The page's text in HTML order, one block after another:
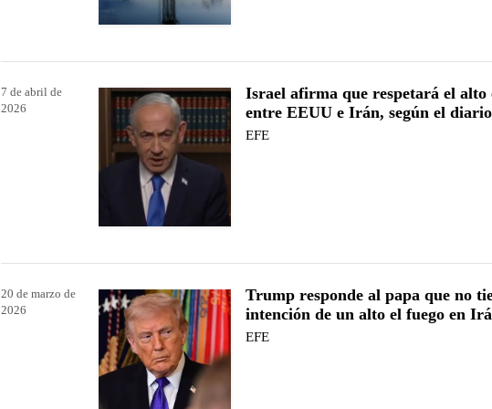
7 de abril de
2026
Israel afirma que respetará el alto
entre EEUU e Irán, según el
EFE
20 de marzo de
2026
Trump responde al papa que no
intención de un alto el fuego en
EFE